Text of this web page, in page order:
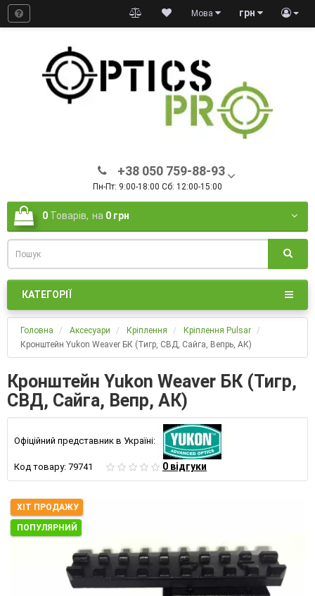
грн
Мова
+38 050 759-88-93
Пн-Пт: 9:00-18:00 Сб: 12:00-15:00
0 Товарів, на 0 грн
КАТЕГОРІЇ
Головна Аксесуари Кріплення
Кріплення Pulsar
Кронштейн Yukon Weaver БК (Тигр, СВД, Сайга, Вепрь, АК)
Кронштейн Yukon Weaver БК (Тигр,
СВД, Сайга, Вепр, АК)
Офіційний представник в Україні:
Код товару: 79741 0 відгуки
ХІТ ПРОДАЖУ
ПОПУЛЯРНИЙ